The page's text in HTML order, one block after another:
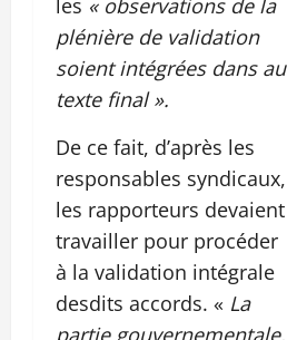
plénière de validation
soient intégrées dans au
texte final ».
De ce fait, d’après les
responsables syndicaux,
les rapporteurs devaient
travailler pour procéder
à la validation intégrale
desdits accords. « La
partie gouvernementale,